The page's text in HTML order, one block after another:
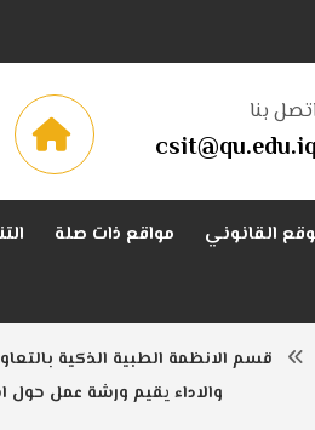
اتصل بنا
csit@qu.edu.iq
القانوني مواقع ذات صلة
قسم الانظمة الطبية الذكية
والاداء يقيم ورشة عمل حول